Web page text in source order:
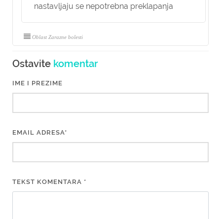
nastavljaju se nepotrebna preklapanja
Oblast Zarazne bolesti
Ostavite komentar
IME I PREZIME
EMAIL ADRESA*
TEKST KOMENTARA *